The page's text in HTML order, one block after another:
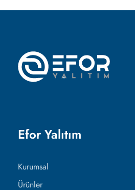
Efor Yalıtım
Kurumsal
Ürünler